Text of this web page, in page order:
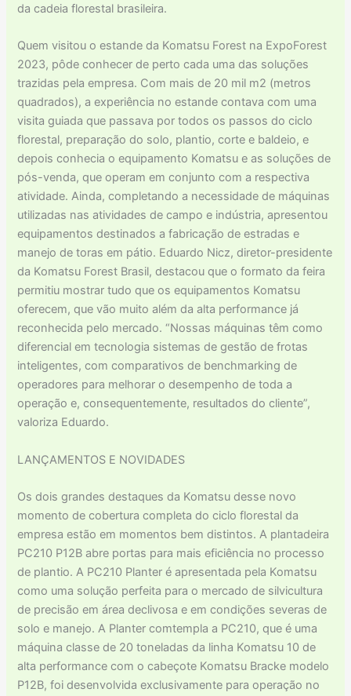
da cadeia florestal brasileira.
Quem visitou o estande da Komatsu Forest na ExpoForest
2023, pôde conhecer de perto cada uma das soluções
trazidas pela empresa. Com mais de 20 mil m2 (metros
quadrados), a experiência no estande contava com uma
visita guiada que passava por todos os passos do ciclo
florestal, preparação do solo, plantio, corte e baldeio, e
depois conhecia o equipamento Komatsu e as soluções de
pós-venda, que operam em conjunto com a respectiva
atividade. Ainda, completando a necessidade de máquinas
utilizadas nas atividades de campo e indústria, apresentou
equipamentos destinados a fabricação de estradas e
manejo de toras em pátio. Eduardo Nicz, diretor-presidente
da Komatsu Forest Brasil, destacou que o formato da feira
permitiu mostrar tudo que os equipamentos Komatsu
oferecem, que vão muito além da alta performance já
reconhecida pelo mercado. “Nossas máquinas têm como
diferencial em tecnologia sistemas de gestão de frotas
inteligentes, com comparativos de benchmarking de
operadores para melhorar o desempenho de toda a
operação e, consequentemente, resultados do cliente”,
valoriza Eduardo.
LANÇAMENTOS E NOVIDADES
Os dois grandes destaques da Komatsu desse novo
momento de cobertura completa do ciclo florestal da
empresa estão em momentos bem distintos. A plantadeira
PC210 P12B abre portas para mais eficiência no processo
de plantio. A PC210 Planter é apresentada pela Komatsu
como uma solução perfeita para o mercado de silvicultura
de precisão em área declivosa e em condições severas de
solo e manejo. A Planter comtempla a PC210, que é uma
máquina classe de 20 toneladas da linha Komatsu 10 de
alta performance com o cabeçote Komatsu Bracke modelo
P12B, foi desenvolvida exclusivamente para operação no